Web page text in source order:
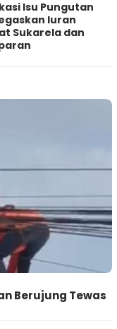
Isu Pungutan
Iuran
Sukarela dan
Berujung Tewas